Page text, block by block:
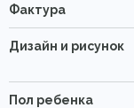
Фактура
Дизайн и рисунок
Пол ребенка